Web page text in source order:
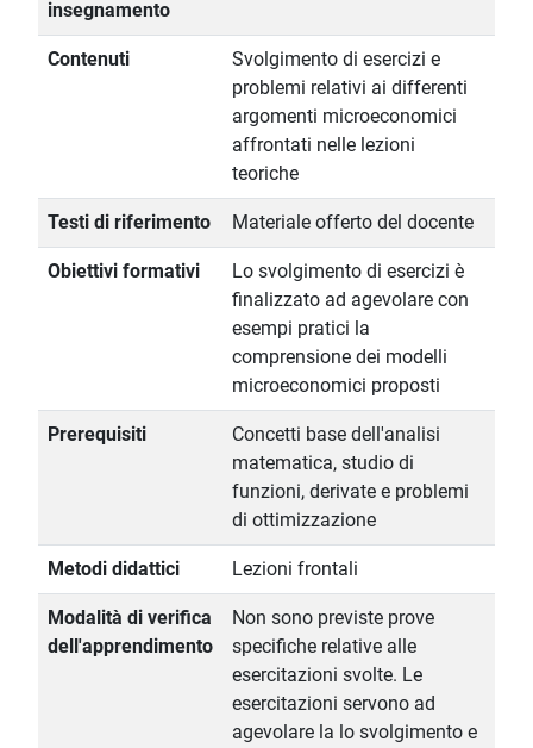
insegnamento
Contenuti
Svolgimento di esercizi e
problemi relativi ai differenti
argomenti microeconomici
affrontati nelle lezioni
teoriche
Testi di riferimento Materiale offerto del docente
Obiettivi formativi
Lo svolgimento di esercizi è
finalizzato ad agevolare con
esempi pratici la
comprensione dei modelli
microeconomici proposti
Prerequisiti
Concetti base dell'analisi
matematica, studio di
funzioni, derivate e problemi
di ottimizzazione
Metodi didattici Lezioni frontali
Modalità di verifica
dell'apprendimento
Non sono previste prove
specifiche relative alle
esercitazioni svolte. Le
esercitazioni servono ad
agevolare la lo svolgimento e